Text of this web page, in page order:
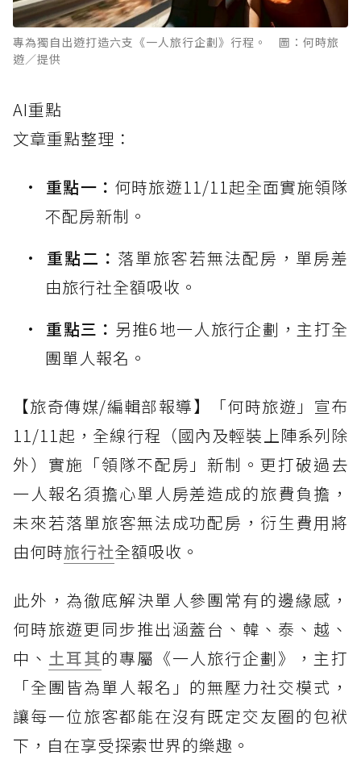
專為獨自出遊打造六支《一人旅行企劃》行程。 圖：何時旅
遊／提供
AI重點
文章重點整理：
重點一： 何時旅遊11/11起全面實施領隊
不配房新制。
重點二： 落單旅客若無法配房，單房差
由旅行社全額吸收。
重點三： 另推6地一人旅行企劃，主打全
團單人報名。
【旅奇傳媒/編輯部報導】「何時旅遊」宣布
11/11起，全線行程（國內及輕裝上陣系列除
外）實施「領隊不配房」新制。更打破過去
一人報名須擔心單人房差造成的旅費負擔，
未來若落單旅客無法成功配房，衍生費用將
由何時旅行社全額吸收。
此外，為徹底解決單人參團常有的邊緣感，
何時旅遊更同步推出涵蓋台、韓、泰、越、
中、 土耳其的專屬《一人旅行企劃》，主打
「全團皆為單人報名」的無壓力社交模式，
讓每一位旅客都能在沒有既定交友圈的包袱
下，自在享受探索世界的樂趣。